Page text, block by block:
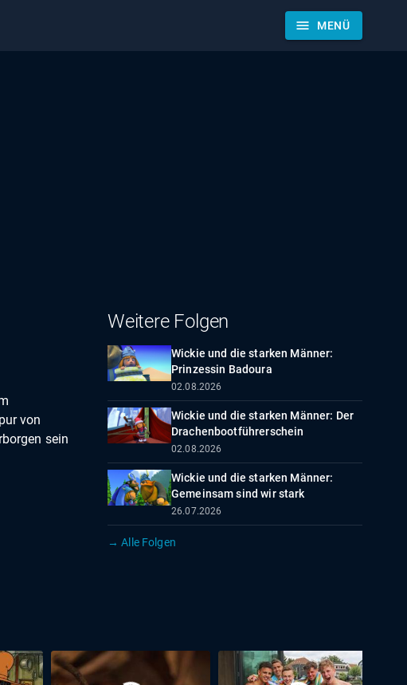
menu MENÜ
von
sein
Weitere Folgen
Wickie und die starken Männer:
Prinzessin Badoura
02.08.2026
Wickie und die starken Männer: Der
Drachenbootführerschein
02.08.2026
Wickie und die starken Männer:
Gemeinsam sind wir stark
26.07.2026
→ Alle Folgen